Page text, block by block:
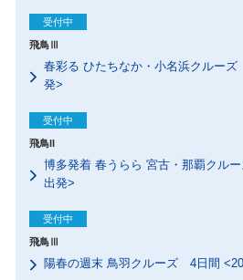
飛鳥Ⅲ
受付中
春彩る ひたちなか・小名浜クルー
発>
飛鳥II
受付中
博多発着 春うらら 宮古・那覇クル
出発>
飛鳥Ⅲ
受付中
陽春の週末 鳥羽クルーズ 4日間